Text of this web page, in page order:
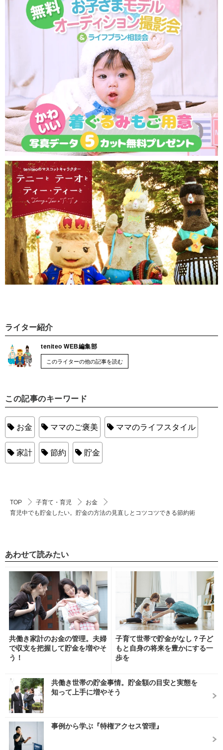
ライター紹介
teniteo WEB編集部
このライターの他の記事を読む
この記事のキーワード
お金 ママのご褒美 ママのライフスタイル
家計 節約 貯金
TOP 子育て・育児
お金
育児中でも貯金したい。貯金の方法の見直しとコツコツできる節約術
あわせて読みたい
共働き家計のお金の管理。夫婦
で収支を把握して貯金を増やそ
う！
子育て世帯で貯金がなし？子ど
もと自身の将来を豊かにする一
歩を
共働き世帯の貯金事情。貯金額の目安と実態を
知って上手に増やそう
事例から学ぶ『特権アクセス管理』